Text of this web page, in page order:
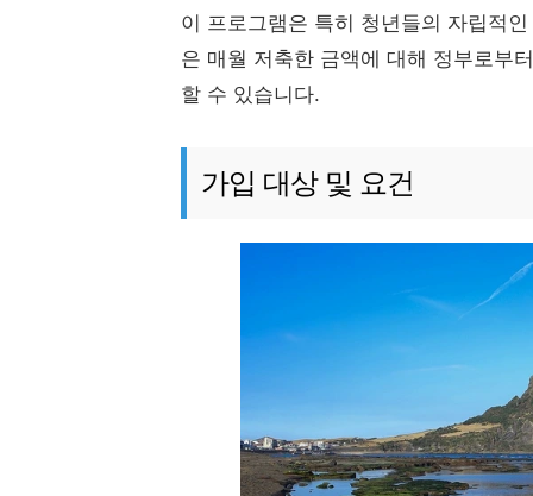
이 프로그램은 특히 청년들의 자립적
은 매월 저축한 금액에 대해 정부로부
할 수 있습니다.
가입 대상 및 요건